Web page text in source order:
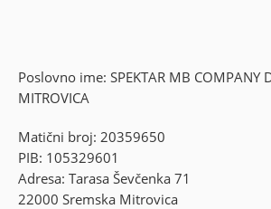
Poslovno ime: SPEKTAR MB COMPANY
MITROVICA
Matični broj: 20359650
PIB: 105329601
Adresa: Tarasa Ševčenka 71
22000 Sremska Mitrovica